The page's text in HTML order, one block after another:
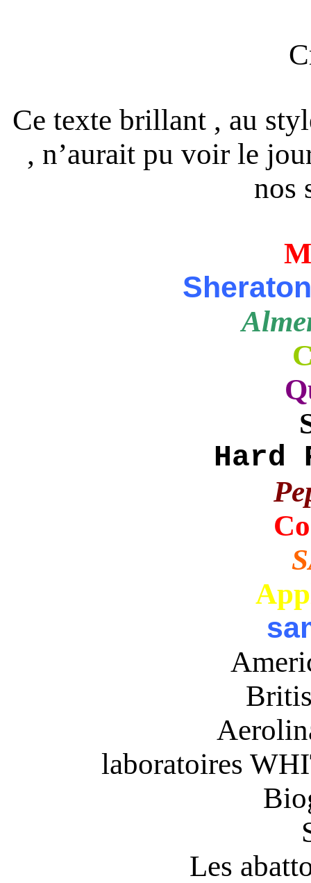
Ce texte brillant , au
, n’aurait pu voir le
nos
Hard
laboratoires
Les